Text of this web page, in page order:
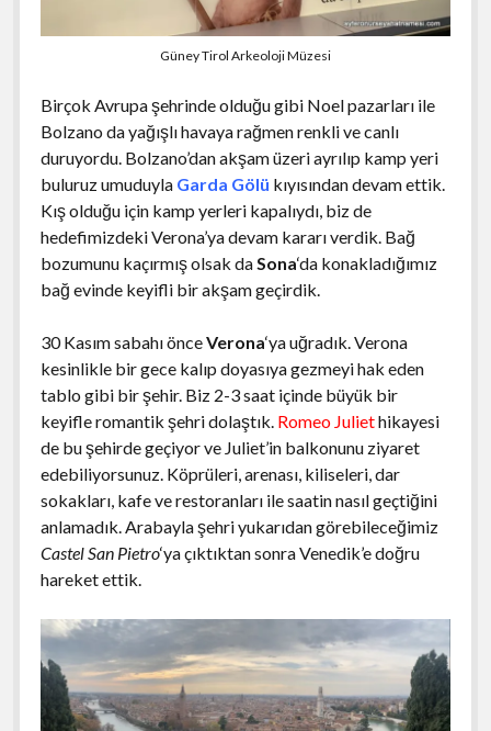
Güney Tirol Arkeoloji Müzesi
Birçok Avrupa şehrinde olduğu gibi Noel pazarları ile
Bolzano da yağışlı havaya rağmen renkli ve canlı
duruyordu. Bolzano’dan akşam üzeri ayrılıp kamp yeri
buluruz umuduyla Garda Gölü kıyısından devam ettik.
Kış olduğu için kamp yerleri kapalıydı, biz de
hedefimizdeki Verona’ya devam kararı verdik. Bağ
bozumunu kaçırmış olsak daSona‘da konakladığımız
bağ evinde keyifli bir akşam geçirdik.
30 Kasım sabahı önceVerona‘ya uğradık. Verona
kesinlikle bir gece kalıp doyasıya gezmeyi hak eden
tablo gibi bir şehir. Biz 2-3 saat içinde büyük bir
keyifle romantik şehri dolaştık. Romeo Juliethikayesi
de bu şehirde geçiyor ve Juliet’in balkonunu ziyaret
edebiliyorsunuz. Köprüleri, arenası, kiliseleri, dar
sokakları, kafe ve restoranları ile saatin nasıl geçtiğini
anlamadık. Arabayla şehri yukarıdan görebileceğimiz
Castel San Pietro‘ya çıktıktan sonra Venedik’e doğru
hareket ettik.